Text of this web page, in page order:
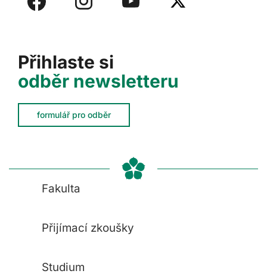
Přihlaste si
odběr newsletteru
formulář pro odběr
Fakulta
Přijímací zkoušky
Studium